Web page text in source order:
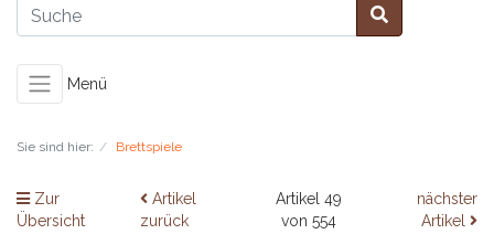
Menü
Sie sind hier: Brettspiele
Zur
Übersicht
Artikel
zurück
Artikel 49
von 554
nächster
Artikel